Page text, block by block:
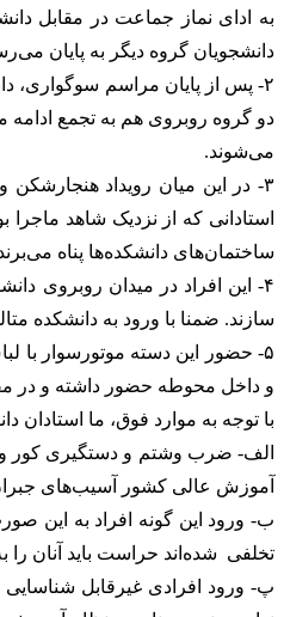
به ادای نماز جماعت در مقابل
دانشجویان گروه دیگر به پایان
۲- پس از پایان مراسم سوگواری،
می‌شوند.
استادانی که از نزدیک شاهد
ساختمان‌های دانشکده‌ها پناه
۴- این افراد در میدان‌ روبروی
سازند. ضمنا با ورود به دانشکده
و داخل محوطه حضور داشته و در
با توجه به موارد فوق، ما
الف- ضرب وشتم و دستگیری کور و
آموزش عالی کشور آسیب‌های
ب- ورود این گونه افراد به این
تخلفی شده‌اند حراست باید آنان
پ- ورود افرادی غیرقابل